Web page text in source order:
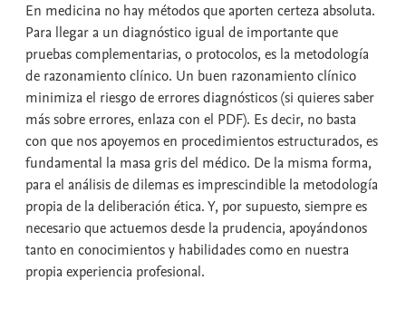
En medicina no hay métodos que aporten certeza absoluta.
Para llegar a un diagnóstico igual de importante que
pruebas complementarias, o protocolos, es la metodología
de razonamiento clínico. Un buen razonamiento clínico
minimiza el riesgo de errores diagnósticos (si quieres saber
más sobre errores, enlaza con el PDF). Es decir, no basta
con que nos apoyemos en procedimientos estructurados, es
fundamental la masa gris del médico. De la misma forma,
para el análisis de dilemas es imprescindible la metodología
propia de la deliberación ética. Y, por supuesto, siempre es
necesario que actuemos desde la prudencia, apoyándonos
tanto en conocimientos y habilidades como en nuestra
propia experiencia profesional.